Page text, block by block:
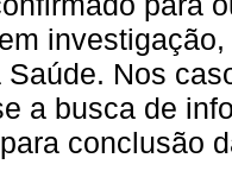
Saúde. Nos
a busca de
conclusão